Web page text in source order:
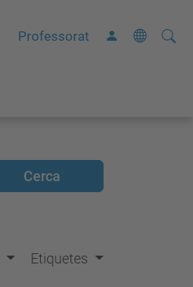
Professorat Cerca
C
Etiquetes